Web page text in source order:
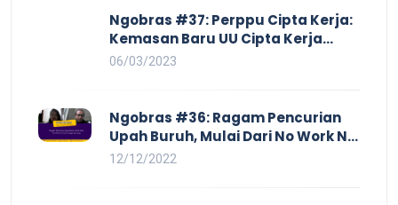
Ngobras #37: Perppu Cipta Kerja:
Kemasan Baru UU Cipta Kerja
yang Semakin Merugikan Buruh
06/03/2023
Ngobras #36: Ragam Pencurian
Upah Buruh, Mulai Dari No Work No
Pay Hingga Skorsing
12/12/2022